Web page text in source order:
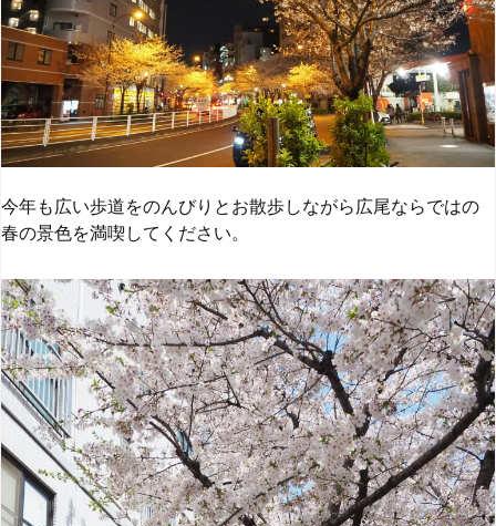
今年も広い歩道をのんびりとお散歩しながら広尾ならではの
春の景色を満喫してください。